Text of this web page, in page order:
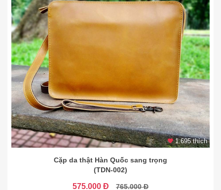
1.695 thích
Cặp da thật Hàn Quốc sang trọng
(TDN-002)
575.000 Đ 765.000 Đ